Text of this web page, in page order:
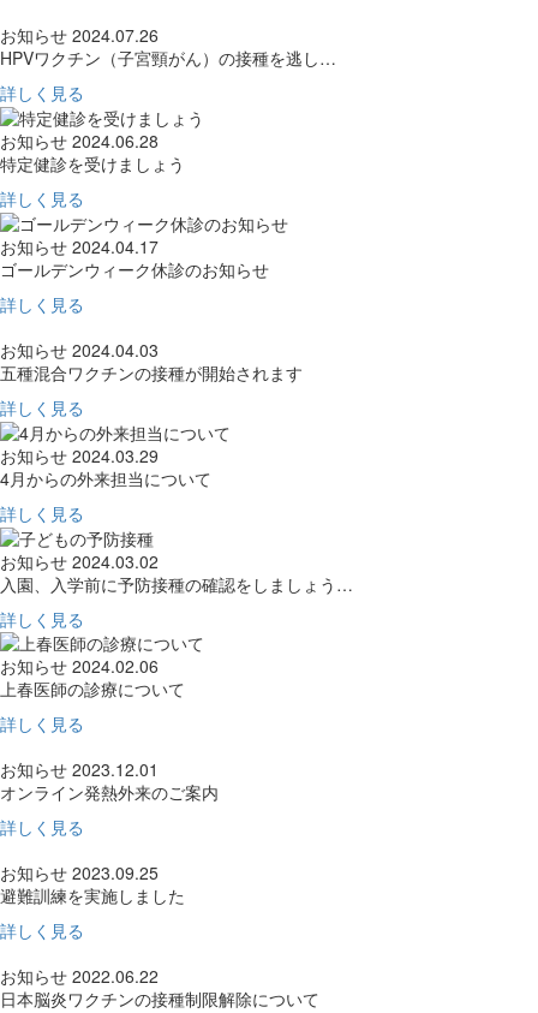
お知らせ 2024.07.26
HPVワクチン（子宮頸がん）の接種を逃し…
詳しく見る
お知らせ 2024.06.28
特定健診を受けましょう
詳しく見る
お知らせ 2024.04.17
ゴールデンウィーク休診のお知らせ
詳しく見る
お知らせ 2024.04.03
五種混合ワクチンの接種が開始されます
詳しく見る
お知らせ 2024.03.29
4月からの外来担当について
詳しく見る
お知らせ 2024.03.02
入園、入学前に予防接種の確認をしましょう…
詳しく見る
お知らせ 2024.02.06
上春医師の診療について
詳しく見る
お知らせ 2023.12.01
オンライン発熱外来のご案内
詳しく見る
お知らせ 2023.09.25
避難訓練を実施しました
詳しく見る
お知らせ 2022.06.22
日本脳炎ワクチンの接種制限解除について